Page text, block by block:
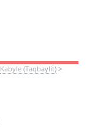
Kabyle (Taqbaylit)>